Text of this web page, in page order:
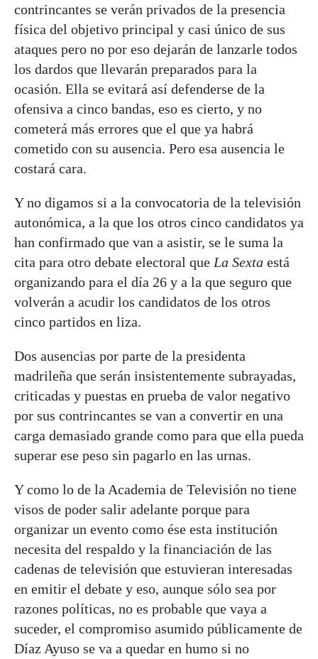
contrincantes se verán privados de la presencia
física del objetivo principal y casi único de sus
ataques pero no por eso dejarán de lanzarle todos
los dardos que llevarán preparados para la
ocasión. Ella se evitará así defenderse de la
ofensiva a cinco bandas, eso es cierto, y no
cometerá más errores que el que ya habrá
cometido con su ausencia. Pero esa ausencia le
costará cara.
Y no digamos si a la convocatoria de la televisión
autonómica, a la que los otros cinco candidatos ya
han confirmado que van a asistir, se le suma la
cita para otro debate electoral que La Sexta está
organizando para el día 26 y a la que seguro que
volverán a acudir los candidatos de los otros
cinco partidos en liza.
Dos ausencias por parte de la presidenta
madrileña que serán insistentemente subrayadas,
criticadas y puestas en prueba de valor negativo
por sus contrincantes se van a convertir en una
carga demasiado grande como para que ella pueda
superar ese peso sin pagarlo en las urnas.
Y como lo de la Academia de Televisión no tiene
visos de poder salir adelante porque para
organizar un evento como ése esta institución
necesita del respaldo y la financiación de las
cadenas de televisión que estuvieran interesadas
en emitir el debate y eso, aunque sólo sea por
razones políticas, no es probable que vaya a
suceder, el compromiso asumido públicamente de
Díaz Ayuso se va a quedar en humo si no